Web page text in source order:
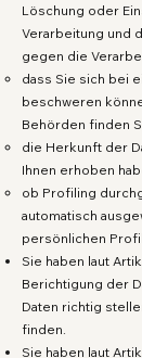
Löschung oder
Verarbeitung und
gegen die
dass Sie sich bei
beschweren
Behörden finden
die Herkunft der
Ihnen erhoben
ob Profiling
automatisch
persönlichen
Sie haben laut
Berichtigung der
Daten richtig
finden.
Sie haben laut